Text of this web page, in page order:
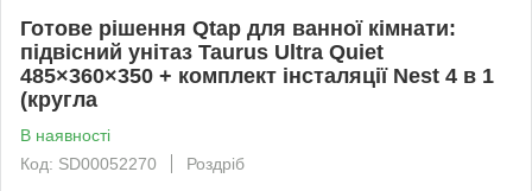
Готове рішення Qtap для ванної кімнати:
підвісний унітаз Taurus Ultra Quiet
485×360×350 + комплект інсталяції Nest 4 в 1
(кругла
В наявності
Код: SD00052270
Роздріб